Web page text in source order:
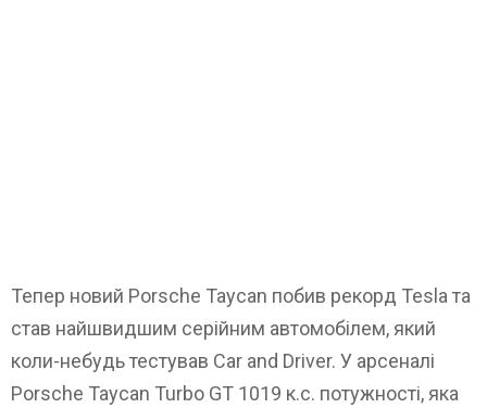
Тепер новий Porsche Taycan побив рекорд Tesla та
став найшвидшим серійним автомобілем, який
коли-небудь тестував Car and Driver. У арсеналі
Porsche Taycan Turbo GT 1019 к.с. потужності, яка